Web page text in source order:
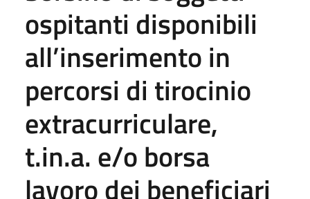
ospitanti disponibili
all’inserimento in
percorsi di tirocinio
extracurriculare,
t.in.a. e/o borsa
lavoro dei beneficiari